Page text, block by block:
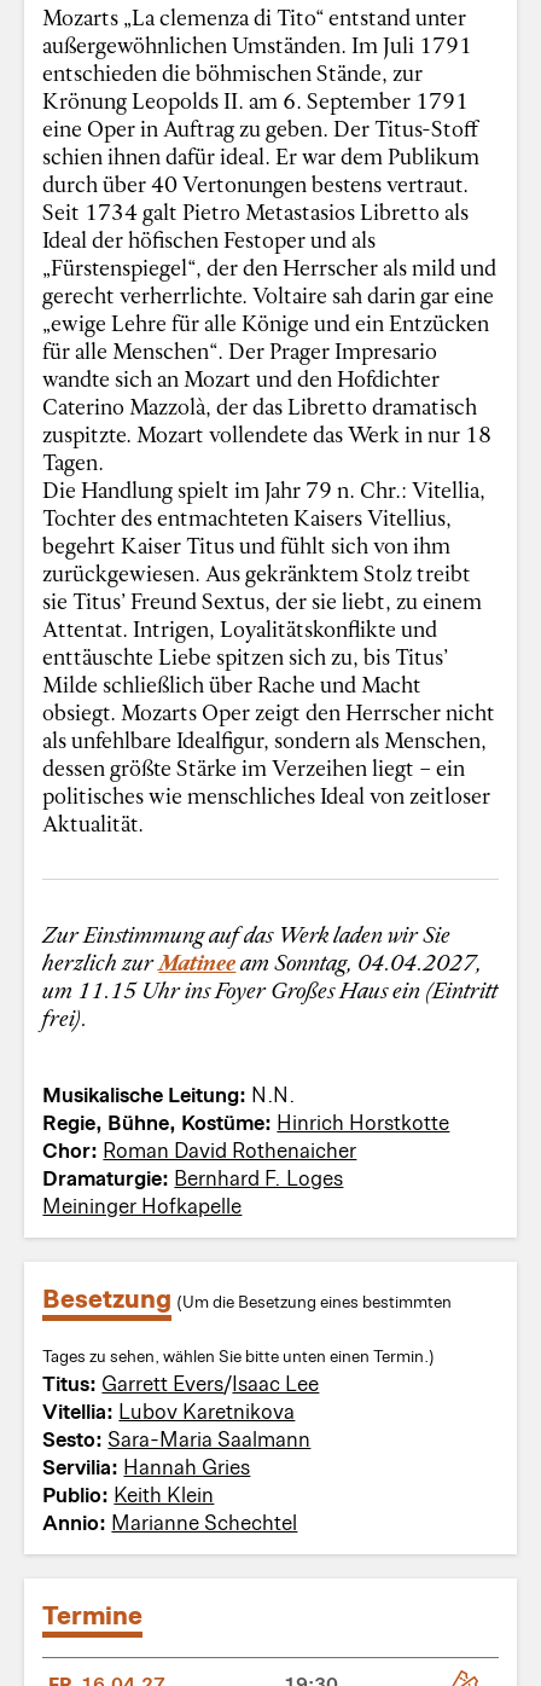
Mozarts „La clemenza di Tito“ entstand unter
außergewöhnlichen Umständen. Im Juli 1791
entschieden die böhmischen Stände, zur
Krönung Leopolds II. am 6. September 1791
eine Oper in Auftrag zu geben. Der Titus-Stoff
schien ihnen dafür ideal. Er war dem Publikum
durch über 40 Vertonungen bestens vertraut.
Seit 1734 galt Pietro Metastasios Libretto als
Ideal der höfischen Festoper und als
„Fürstenspiegel“, der den Herrscher als mild und
gerecht verherrlichte. Voltaire sah darin gar eine
„ewige Lehre für alle Könige und ein Entzücken
für alle Menschen“. Der Prager Impresario
wandte sich an Mozart und den Hofdichter
Caterino Mazzolà, der das Libretto dramatisch
zuspitzte. Mozart vollendete das Werk in nur 18
Tagen.
Die Handlung spielt im Jahr 79 n. Chr.: Vitellia,
Tochter des entmachteten Kaisers Vitellius,
begehrt Kaiser Titus und fühlt sich von ihm
zurückgewiesen. Aus gekränktem Stolz treibt
sie Titus’ Freund Sextus, der sie liebt, zu einem
Attentat. Intrigen, Loyalitätskonflikte und
enttäuschte Liebe spitzen sich zu, bis Titus’
Milde schließlich über Rache und Macht
obsiegt. Mozarts Oper zeigt den Herrscher nicht
als unfehlbare Idealfigur, sondern als Menschen,
dessen größte Stärke im Verzeihen liegt – ein
politisches wie menschliches Ideal von zeitloser
Aktualität.
Zur Einstimmung auf das Werk laden wir Sie
herzlich zurMatineeam Sonntag, 04.04.2027,
um 11.15 Uhr ins Foyer Großes Haus ein (Eintritt
frei).
Musikalische Leitung: N.N.
Regie, Bühne, Kostüme: Hinrich Horstkotte
Chor: Roman David Rothenaicher
Dramaturgie: Bernhard F. Loges
Meininger Hofkapelle
Besetzung (Um die Besetzung eines bestimmten
Tages zu sehen, wählen Sie bitte unten einen Termin.)
Titus: Garrett Evers/Isaac Lee
Vitellia: Lubov Karetnikova
Sesto: Sara-Maria Saalmann
Servilia: Hannah Gries
Publio: Keith Klein
Annio: Marianne Schechtel
Termine